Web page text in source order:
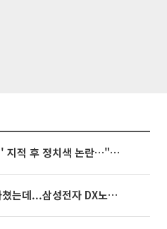
김희철, '뒤집힌 태극기' 지적 후 정치색 논란…"좌우 떠나 우리나라 국기"
3445억 자사주 지급 마쳤는데...삼성전자 DX노조, 뒤늦은 '떼쓰기 집회'